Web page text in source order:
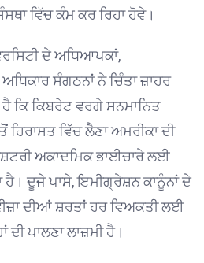
ਵਿੱਚ ਕੰਮ ਕਰ ਰਿਹਾ ਹੋਵੇ।
ਦੇ ਅਧਿਆਪਕਾਂ,
ਸੰਗਠਨਾਂ ਨੇ ਚਿੰਤਾ ਜ਼ਾਹਰ
ਹੈ ਕਿ ਕਿਬਰੇਟ ਵਰਗੇ ਸਨਮਾਨਿਤ
ਵਿੱਚ ਲੈਣਾ ਅਮਰੀਕਾ ਦੀ
ਅਕਾਦਮਿਕ ਭਾਈਚਾਰੇ ਲਈ
ਦੂਜੇ ਪਾਸੇ, ਇਮੀਗ੍ਰੇਸ਼ਨ ਕਾਨੂੰਨਾਂ ਦੇ
ਦੀਆਂ ਸ਼ਰਤਾਂ ਹਰ ਵਿਅਕਤੀ ਲਈ
ਪਾਲਣਾ ਲਾਜ਼ਮੀ ਹੈ।